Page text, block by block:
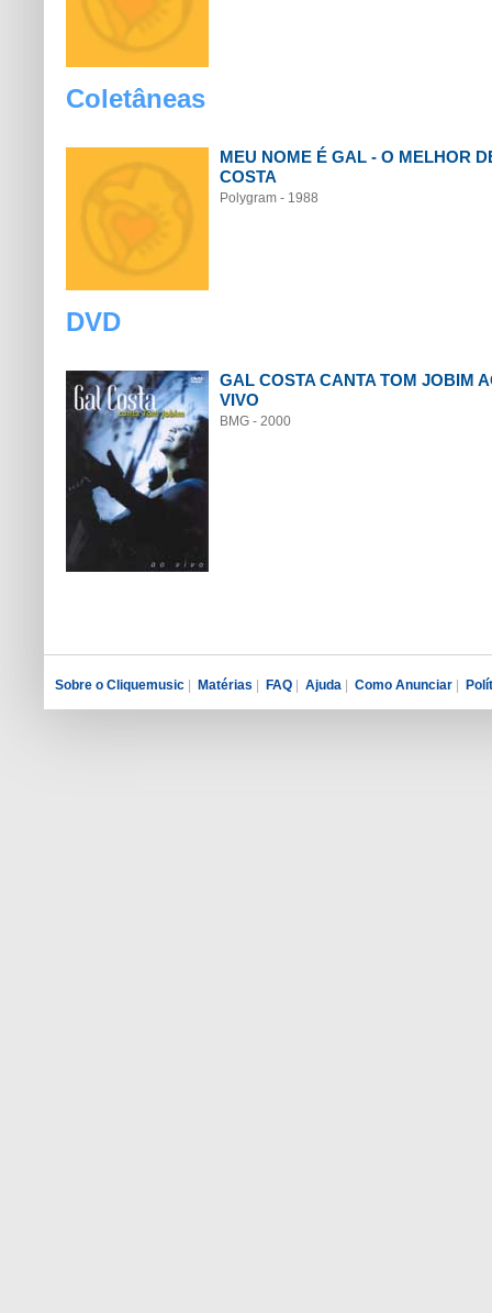
Coletâneas
MEU NOME É GAL - O MELHOR
COSTA
Polygram - 1988
DVD
GAL COSTA CANTA TOM JOBIM
VIVO
BMG - 2000
Sobre o Cliquemusic Matérias FAQ Ajuda Como Anunciar